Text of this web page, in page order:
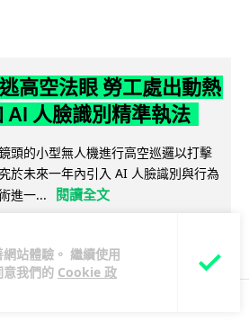
站體驗。 繼續使用
意我們的 Cookie 政
高空法眼 勞工處出動熱
AI 人臉識別精準執法
頭的小型無人機進行高空巡邏以打擊
於未來一年內引入 AI 人臉識別與行為
進一...
閱讀全文